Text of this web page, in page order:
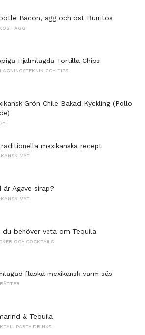
Bacon, ägg och ost Burritos
ÄGG
Hjälmlagda Tortilla Chips
OCH TIPS
Grön Chile Bakad Kyckling (Pollo
mexikanska recept
MAT
är Agave sirap?
MAT
du behöver veta om Tequila
OCH COCKTAILS
flaska mexikansk varm sås
& Tequila
PARTY DRINKS